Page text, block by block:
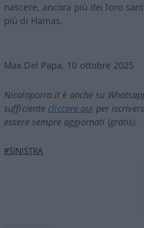
nascere, ancora più dei loro
più di Hamas.
Max Del Papa, 10 ottobre 2025
Nicolaporro.it è anche su
sufficiente cliccare qui per
essere sempre aggiornati (gratis).
#SINISTRA